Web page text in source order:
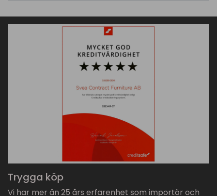
Trygga köp
Vi har mer än 25 års erfarenhet som importör och